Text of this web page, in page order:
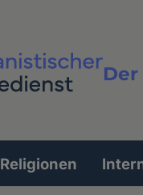
Religionen